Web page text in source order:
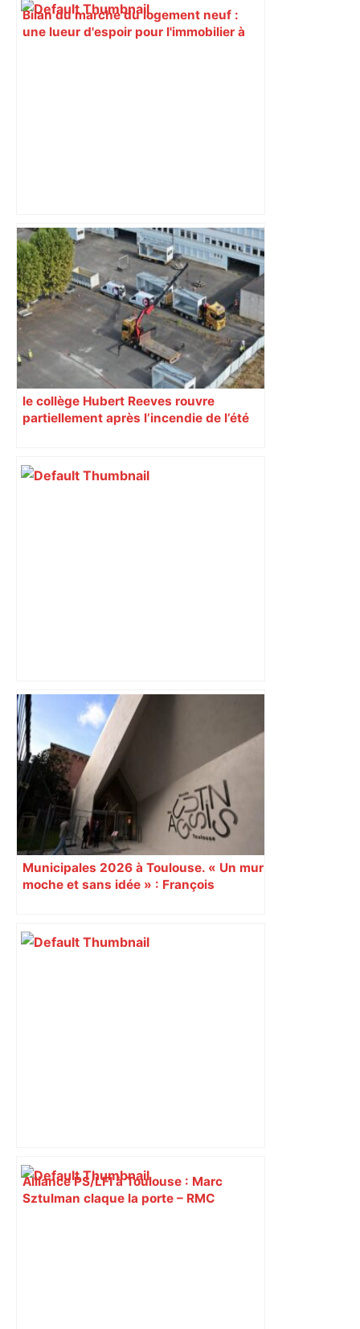
Bilan du marché du logement neuf :
une lueur d'espoir pour l'immobilier à
Pollution lumineuse : la mairie de
Toulouse rattrapée par la justice pour
son inaction – Actu-Environnement
le collège Hubert Reeves rouvre
partiellement après l’incendie de l’été
« Rien d'inquiétant » pour Guillaume
Restes, le gardien de Toulouse, après
sa sortie à Metz – L'Équipe
Municipales 2026 à Toulouse. « Un mur
moche et sans idée » : François
Augustins
Alliance PS/LFI à Toulouse : Marc
Sztulman claque la porte – RMC